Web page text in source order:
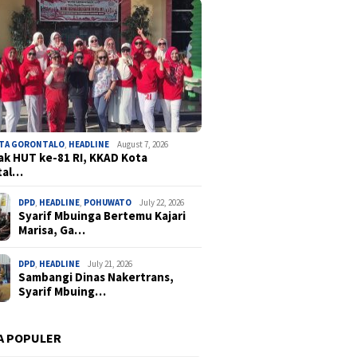
GORONTALO, HEADLINE August 7, 2026
HUT ke-81 RI, KKAD Kota
DPD, HEADLINE, POHUWATO July 22, 2026
Syarif Mbuinga Bertemu Kajari
Marisa, Ga…
DPD, HEADLINE July 21, 2026
Sambangi Dinas Nakertrans,
Syarif Mbuing…
POPULER